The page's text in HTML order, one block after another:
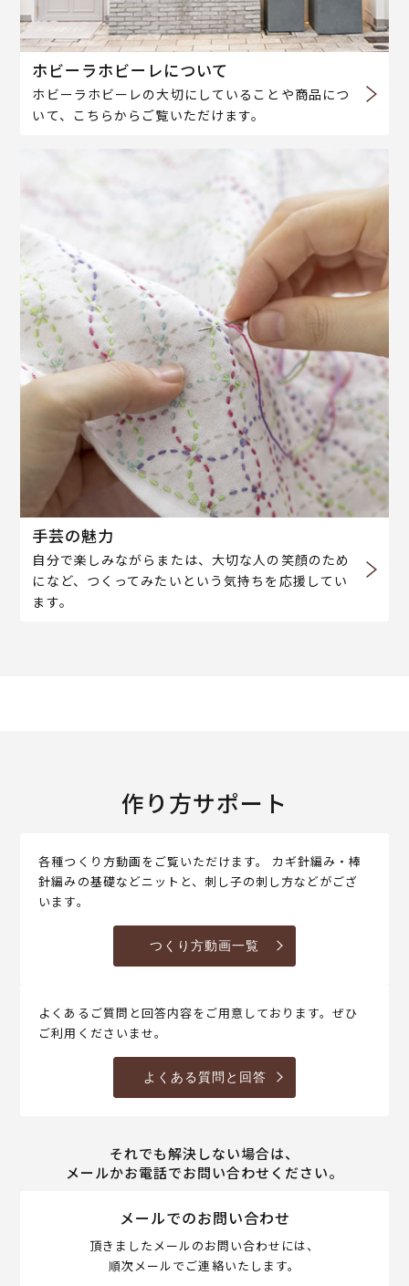
ホビーラホビーレについて
ホビーラホビーレの大切にしていることや商品につ
いて、こちらからご覧いただけます。
手芸の魅力
自分で楽しみながらまたは、大切な人の笑顔のため
になど、つくってみたいという気持ちを応援してい
ます。
作り方サポート
各種つくり方動画をご覧いただけます。 カギ針編み・棒
針編みの基礎などニットと、刺し子の刺し方などがござ
います。
つくり方動画一覧
よくあるご質問と回答内容をご用意しております。ぜひ
ご利用くださいませ。
よくある質問と回答
それでも解決しない場合は、
メールかお電話でお問い合わせください。
メールでのお問い合わせ
頂きましたメールのお問い合わせには、
順次メールでご連絡いたします。